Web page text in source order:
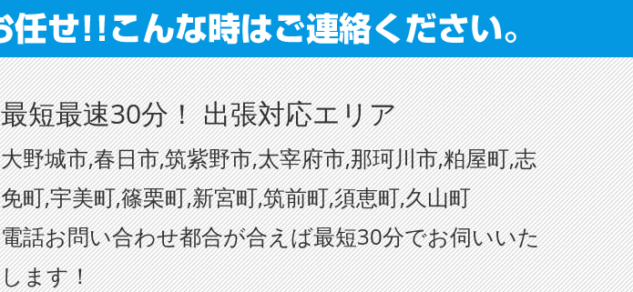
最短最速30分！ 出張対応エリア
大野城市,春日市,筑紫野市,太宰府市,那珂川市,粕屋町,志
免町,宇美町,篠栗町,新宮町,筑前町,須恵町,久山町
電話お問い合わせ都合が合えば最短30分でお伺いいた
します！